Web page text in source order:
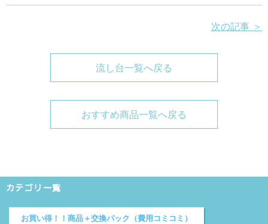
次の記事 ＞
流し台一覧へ戻る
おすすめ商品一覧へ戻る
カテゴリ一覧
お買い得！！商品＋交換パック（費用コミコミ）